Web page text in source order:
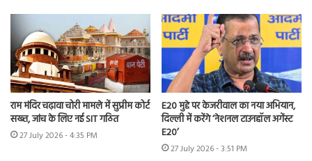
राम मंदिर चढ़ावा चोरी मामले में सुप्रीम कोर्ट
सख्त, जांच के लिए नई SIT गठित
27 July 2026 - 4:35 PM
E20 मुद्दे पर केजरीवाल का नया अभियान,
दिल्ली में करेंगे ‘नेशनल टाउनहॉल अगेंस्ट
E20’
27 July 2026 - 3:51 PM